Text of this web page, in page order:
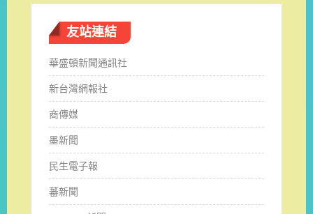
友站連結
華盛頓新聞通訊社
新台灣網報社
商傳媒
墨新聞
民生電子報
蕃新聞